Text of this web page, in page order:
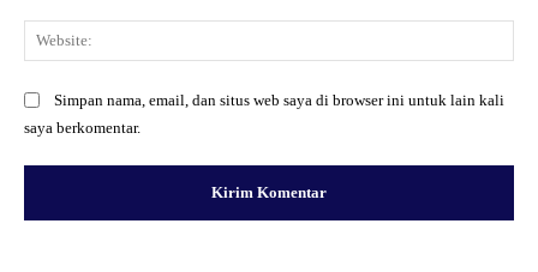
Simpan nama, email, dan situs web saya di browser ini untuk lain kali
saya berkomentar.